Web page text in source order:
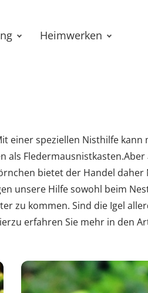
Heimwerken
einer speziellen Nisthilfe kann
als Fledermausnistkasten.Aber
bietet der Handel daher
unsere Hilfe sowohl beim
zu kommen. Sind die Igel
erfahren Sie mehr in den